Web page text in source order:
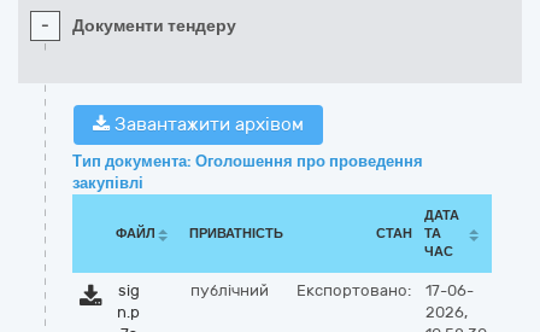
- Документи тендеру
Завантажити архівом
Тип документа: Оголошення про проведення
закупівлі
ФАЙЛ ПРИВАТНІСТЬ СТАН
ДАТА
ТА
ЧАС
sig
n.p
публічний Експортовано:
17-06-
2026,